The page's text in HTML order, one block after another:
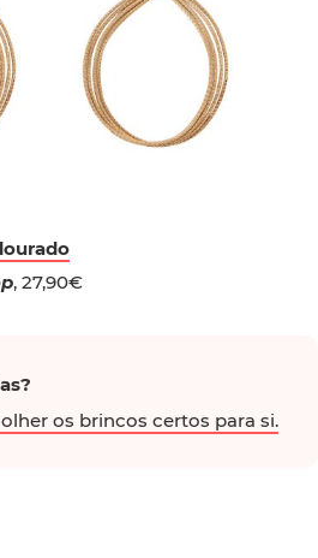
, 27,90€
os brincos certos para si.